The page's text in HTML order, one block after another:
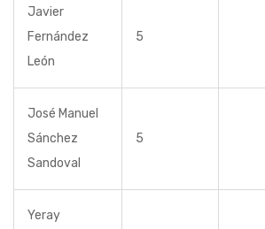
Javier
Fernández
León
5
José Manuel
Sánchez
Sandoval
5
Yeray